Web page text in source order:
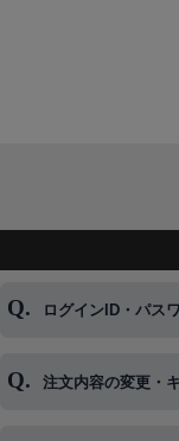
ログインID・パス
◆下記ページより、
注文内容の変更・